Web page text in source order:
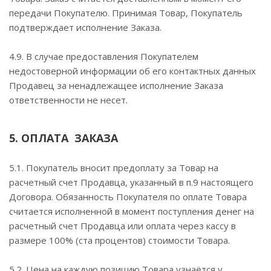
передачи Покупателю. Принимая Товар, Покупатель
подтверждает исполнение Заказа.
4.9. В случае предоставления Покупателем
недостоверной информации об его контактных данных
Продавец за ненадлежащее исполнение Заказа
ответственности не несет.
5. ОПЛАТА ЗАКАЗА
5.1. Покупатель вносит предоплату за Товар на
расчетный счет Продавца, указанный в п.9 настоящего
Договора. Обязанность Покупателя по оплате Товара
считается исполненной в момент поступления денег на
расчетный счет Продавца или оплата через кассу в
размере 100% (ста процентов) стоимости Товара.